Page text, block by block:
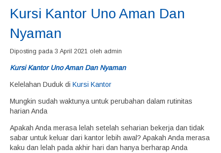
Kursi Kantor Uno Aman Dan
Nyaman
Diposting pada 3 April 2021 oleh admin
Kursi Kantor Uno Aman Dan Nyaman
Kelelahan Duduk di Kursi Kantor
Mungkin sudah waktunya untuk perubahan dalam rutinitas
harian Anda
Apakah Anda merasa lelah setelah seharian bekerja dan tidak
sabar untuk keluar dari kantor lebih awal? Apakah Anda merasa
kaku dan lelah pada akhir hari dan hanya berharap Anda